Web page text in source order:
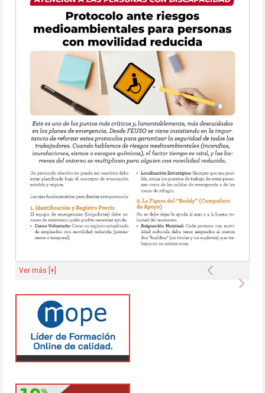
Anterior
Ver más [+]